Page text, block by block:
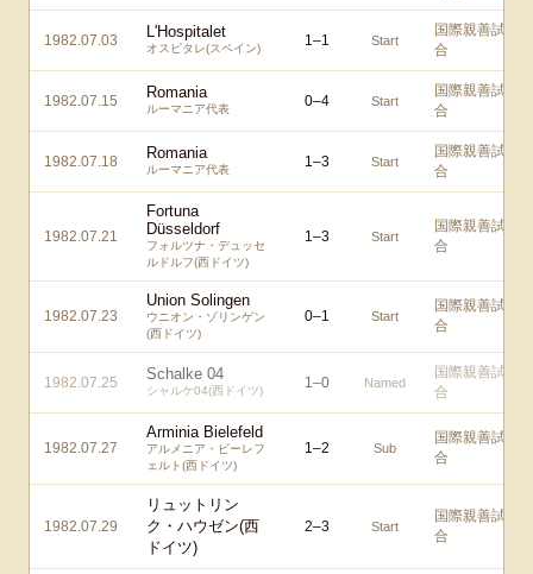
1982.07.03 L'Hospitalet
オスピタレ(スペイン) 1–1 Start
国際親善試
合
1982.07.15 Romania
ルーマニア代表 0–4 Start
国際親善試
合
1982.07.18 Romania
ルーマニア代表 1–3 Start
国際親善試
合
1982.07.21
Fortuna
Düsseldorf
フォルツナ・デュッセ
ルドルフ(西ドイツ)
1–3 Start
国際親善試
合
1982.07.23
Union Solingen
ウニオン・ゾリンゲン
(西ドイツ)
0–1 Start
国際親善試
合
1982.07.25 Schalke 04
シャルケ04(西ドイツ) 1–0 Named
国際親善試
合
1982.07.27
Arminia Bielefeld
アルメニア・ビーレフ
ェルト(西ドイツ)
1–2 Sub
国際親善試
合
1982.07.29
リュットリン
ク・ハウゼン(西
ドイツ)
2–3 Start
国際親善試
合